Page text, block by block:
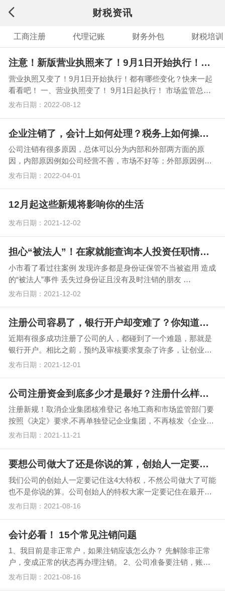
财税资讯
工商注册 代理记账 财务外包 财税培训
注意！新版营业执照来了！9月1日开始执行！变化太大了！
营业执照又变了！9月1日开始执行！都有哪些变化？快来一起
看看吧！ 一、营业执照变了！ 9月1日起执行！ 市场监管总局
近期发布了一项通知（市监…
发布日期：2022-08-12
企业注销了，会计上如何处理？税务上如何操作？
公司注销有很多原因，总体可以分为内部和外部两方面的原
因，内部原因例如公司经营不善，市场不好等；外部原因例如
被吊销、撤销等。 那么，企业注销时，会计上如何处理…
发布日期：2022-04-01
12月起这些新规将影响你的生活
发布日期：2021-12-02
担心“被法人”！在家就能查询本人投资任职情况啦~
小市看了看过往案例 发现许多都是身份证保管不当被盗用 造成
的“被法人”事件 丢失过身份证且没有及时注销的朋友 …
发布日期：2021-12-02
注册公司容易了，银行开户却变难了？你知道原因不？
近期有很多成功注册了公司的人，都碰到了一个难题，那就是
银行开户。相比之前，预约及审核要求复杂了许多，让创业者
们苦不堪言。 企业办理银行开户手续变得非常严…
发布日期：2021-12-01
公司注册资金到底多少才是最好？注册什么样的公司最省钱？新公司没业务可以不记账、报税？
注册新规！取消企业集团核准登记 各地工商和市场监管部门要
按照《决定》要求,不再单独登记企业集团，不再核发《企业集
团登记证》，并认真做好以…
发布日期：2021-11-21
要想公司做大了还是你说的算，创始人一定要记住这4个特权
我们公司的创始人一定要记住这4大特权，不然公司做大了可能
也不是你说的算。公司创始人的特权大家一定要记住在最开始
的时候就设计好了，不然后面公司做大了招股东的时候…
发布日期：2021-08-16
会计必看！ 15个常见注销问题
1、我目前是非正常户，如果注销应该怎么办？ 先解除非正常
户，变成正常的状态再办理注销。 2、公司准备要注销，账上
还有一部分库存和固定资产，注销前必…
发布日期：2021-08-16